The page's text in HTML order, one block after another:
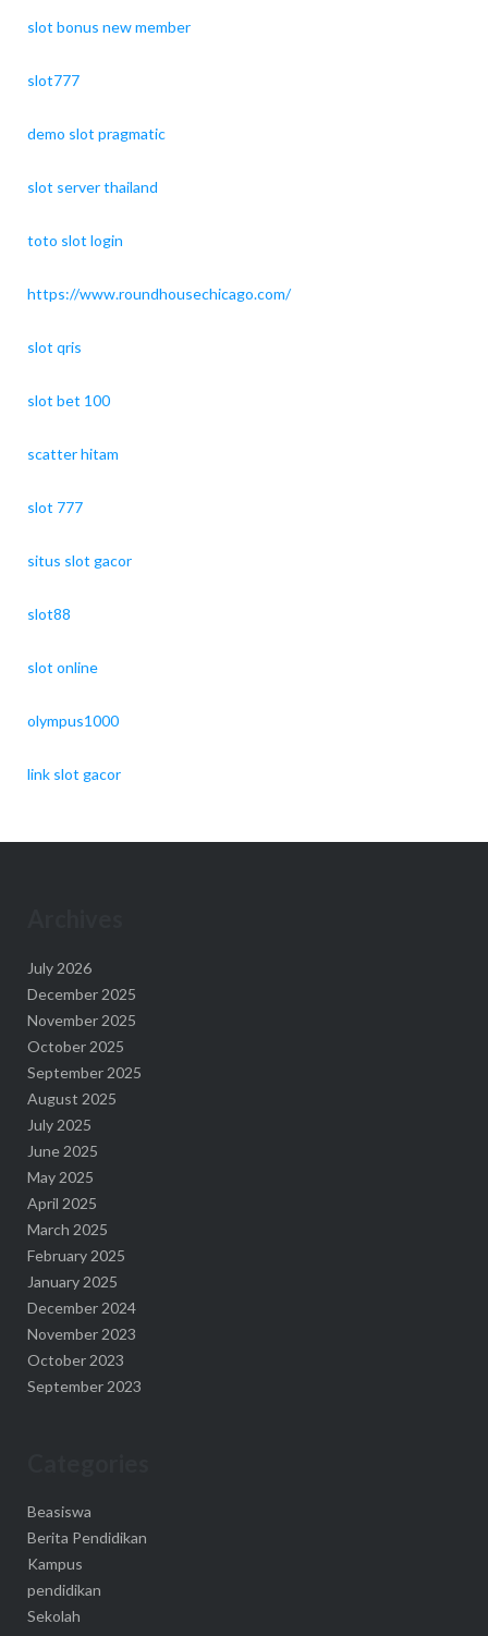
slot bonus new member
slot777
demo slot pragmatic
slot server thailand
toto slot login
https://www.roundhousechicago.com/
slot qris
slot bet 100
scatter hitam
slot 777
situs slot gacor
slot88
slot online
olympus1000
link slot gacor
July 2026
December 2025
November 2025
October 2025
September 2025
August 2025
July 2025
June 2025
May 2025
April 2025
March 2025
February 2025
January 2025
December 2024
November 2023
October 2023
September 2023
Beasiswa
Berita Pendidikan
Kampus
pendidikan
Sekolah